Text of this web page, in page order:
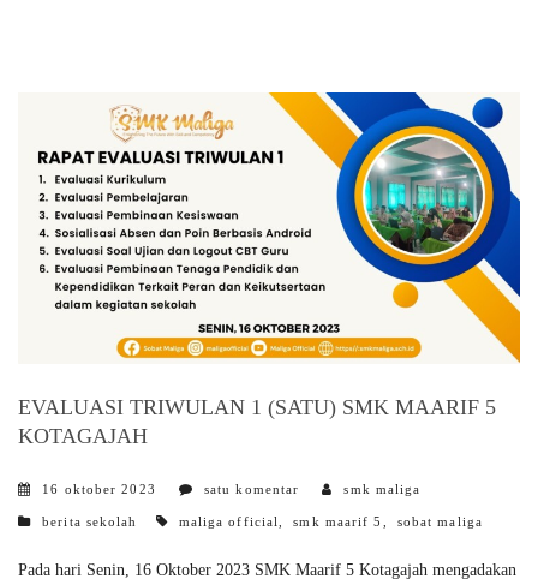
EVALUASI TRIWULAN 1 (SATU) SMK MAARIF 5
KOTAGAJAH
16 oktober 2023 satu komentar smk maliga
categories
berita sekolah tags
maliga official smk maarif 5 sobat maliga
Pada hari Senin, 16 Oktober 2023 SMK Maarif 5 Kotagajah mengadakan